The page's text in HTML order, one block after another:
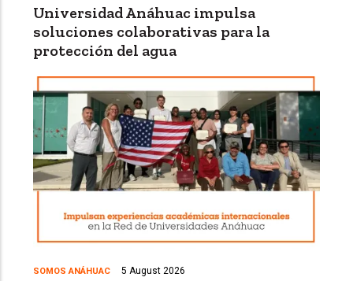
Universidad Anáhuac impulsa
soluciones colaborativas para la
protección del agua
SOMOS ANÁHUAC 5 August 2026